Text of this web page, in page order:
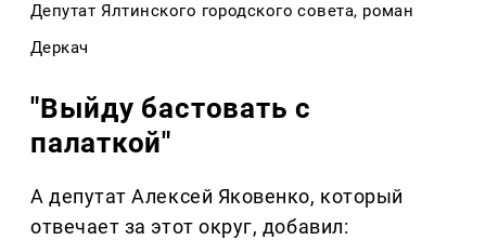
Депутат Ялтинского городского совета, роман
Деркач
"Выйду бастовать с
палаткой"
А депутат Алексей Яковенко, который
отвечает за этот округ, добавил: